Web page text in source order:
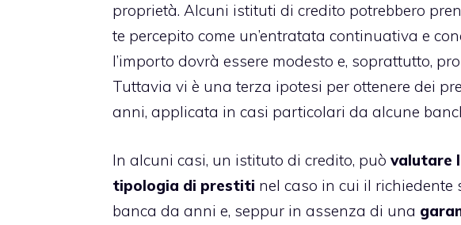
proprietà. Alcuni istituti di credito potrebbero
te percepito come un’entratata continuativa e
l’importo dovrà essere modesto e, soprattutto,
Tuttavia vi è una terza ipotesi per ottenere dei
anni, applicata in casi particolari da alcune
In alcuni casi, un istituto di credito, può valutare
tipologia di prestiti nel caso in cui il
banca da anni e, seppur in assenza di una